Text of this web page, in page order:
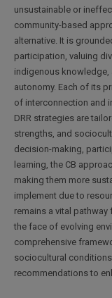
unsustainable or
community-based
alternative. It is
participation, valuing
indigenous
autonomy. Each of its
of interconnection and
DRR strategies are
strengths, and
decision-making,
learning, the CB
making them more
implement due to
remains a vital
the face of evolving
comprehensive
sociocultural
recommendations to